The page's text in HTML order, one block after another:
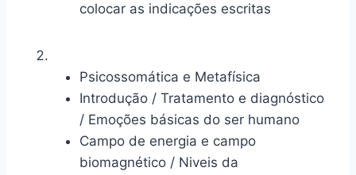
colocar as indicações escritas
Psicossomática e Metafísica
Introdução / Tratamento e diagnóstico
/ Emoções básicas do ser humano
Campo de energia e campo
biomagnético / Niveis da